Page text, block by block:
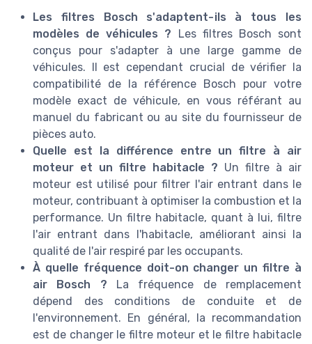
Les filtres Bosch s'adaptent-ils à tous les
modèles de véhicules ? Les filtres Bosch sont
conçus pour s'adapter à une large gamme de
véhicules. Il est cependant crucial de vérifier la
compatibilité de la référence Bosch pour votre
modèle exact de véhicule, en vous référant au
manuel du fabricant ou au site du fournisseur de
pièces auto.
Quelle est la différence entre un filtre à air
moteur et un filtre habitacle ? Un filtre à air
moteur est utilisé pour filtrer l'air entrant dans le
moteur, contribuant à optimiser la combustion et la
performance. Un filtre habitacle, quant à lui, filtre
l'air entrant dans l'habitacle, améliorant ainsi la
qualité de l'air respiré par les occupants.
À quelle fréquence doit-on changer un filtre à
air Bosch ? La fréquence de remplacement
dépend des conditions de conduite et de
l'environnement. En général, la recommandation
est de changer le filtre moteur et le filtre habitacle